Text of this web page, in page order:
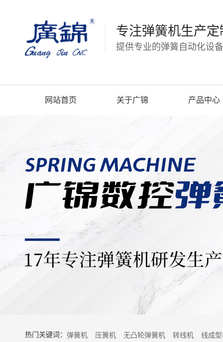
专注弹簧机生产定
提供专业的弹簧自动化设
网站首页 关于广锦 产品中心
热门关键词： 弹簧机 压簧机 无凸轮弹簧机 转线机 线成